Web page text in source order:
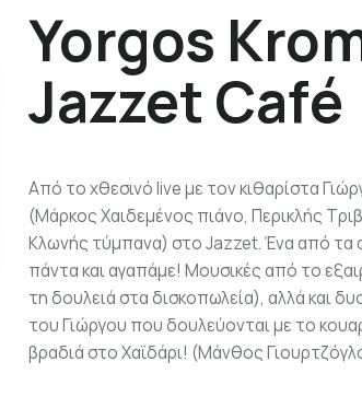
Yorgos
Jazzet Café
Από το χθεσινό live με τον κιθαρίστα
(Μάρκος Χαιδεμένος πιάνο, Περικλής
Κλωνής τύμπανα) στο Jazzet. Ένα από τα
πάντα και αγαπάμε! Μουσικές από το
τη δουλειά στα δισκοπωλεία), αλλά και
του Γιώργου που δουλεύονται με το
βραδιά στο Χαϊδάρι! (Μάνθος